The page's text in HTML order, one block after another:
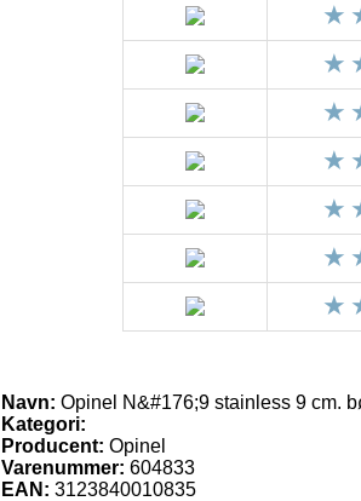
Navn: Opinel N&#176;9 stainless 9 cm.
Kategori:
Producent: Opinel
Varenummer: 604833
EAN: 3123840010835